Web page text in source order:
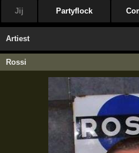
Jij Partyflock
Artiest
Rossi